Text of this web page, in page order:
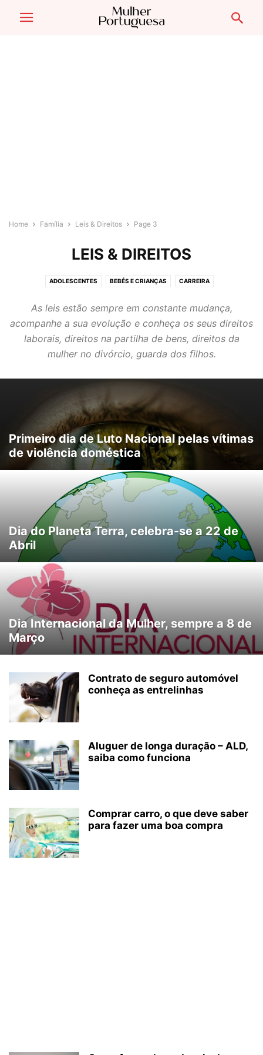
Home Família Leis & Direitos Page 3
LEIS & DIREITOS
ADOLESCENTES BEBÉS E CRIANÇAS CARREIRA
ETIQUETA & BOAS MANEIRAS FILHOS & ENTEADOS GRAVIDEZ
LEIS & DIREITOS OS MAIS IDOSOS
As leis estão sempre em constante mudança,
acompanhe a sua evolução e conheça os seus direitos
laborais, direitos na partilha de bens, direitos da
mulher no divórcio, guarda dos filhos.
Primeiro dia de Luto Nacional pelas vítimas
de violência doméstica
Dia do Planeta Terra, celebra-se a 22 de
Abril
Dia Internacional da Mulher, sempre a 8 de
Março
Contrato de seguro automóvel
conheça as entrelinhas
Aluguer de longa duração – ALD,
saiba como funciona
Comprar carro, o que deve saber
para fazer uma boa compra